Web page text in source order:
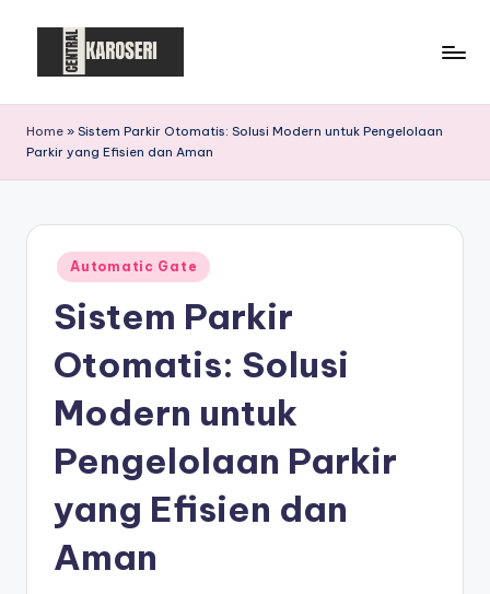
e
n
Home » Sistem Parkir Otomatis: Solusi Modern untuk Pengelolaan
Parkir yang Efisien dan Aman
Posted
in
Automatic Gate
Sistem Parkir
Otomatis: Solusi
Modern untuk
Pengelolaan Parkir
yang Efisien dan
Aman